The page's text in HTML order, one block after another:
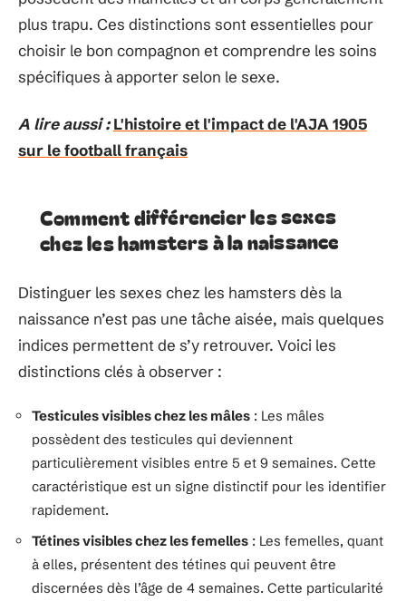
plus trapu. Ces distinctions sont essentielles pour
choisir le bon compagnon et comprendre les soins
spécifiques à apporter selon le sexe.
A lire aussi : L'histoire et l'impact de l'AJA 1905
sur le football français
Comment différencier les sexes
chez les hamsters à la naissance
Distinguer les sexes chez les hamsters dès la
naissance n’est pas une tâche aisée, mais quelques
indices permettent de s’y retrouver. Voici les
distinctions clés à observer :
Testicules visibles chez les mâles : Les mâles
possèdent des testicules qui deviennent
particulièrement visibles entre 5 et 9 semaines. Cette
caractéristique est un signe distinctif pour les identifier
rapidement.
Tétines visibles chez les femelles : Les femelles, quant
à elles, présentent des tétines qui peuvent être
discernées dès l’âge de 4 semaines. Cette particularité